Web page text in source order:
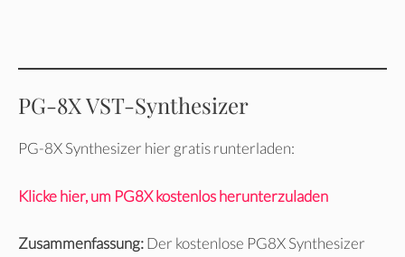
PG-8X VST-Synthesizer
PG-8X Synthesizer hier gratis runterladen:
Klicke hier, um PG8X kostenlos herunterzuladen
Zusammenfassung:Der kostenlose PG8X Synthesizer